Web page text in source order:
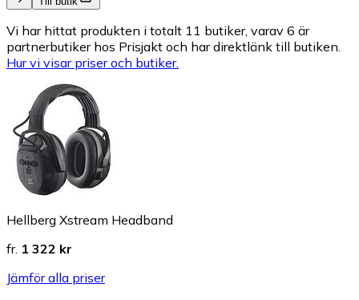
Vi har hittat produkten i totalt 11 butiker, varav 6 är
partnerbutiker hos Prisjakt och har direktlänk till butiken.
Hur vi visar priser och butiker.
Hellberg Xstream Headband
fr. 1 322 kr
Jämför alla priser